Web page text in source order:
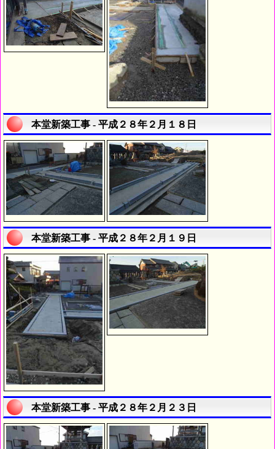
本堂新築工事 - 平成２８年２月１８日
本堂新築工事 - 平成２８年２月１９日
本堂新築工事 - 平成２８年２月２３日